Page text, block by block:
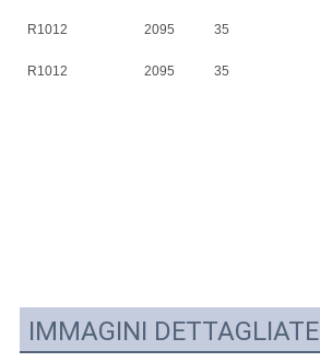
R1012 2095 35
R1012 2095 35
IMMAGINI DETTAGLIATE